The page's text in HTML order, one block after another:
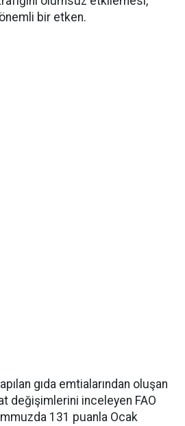
bir etken.
gıda emtialarından oluşan
değişimlerini inceleyen FAO
131 puanla Ocak